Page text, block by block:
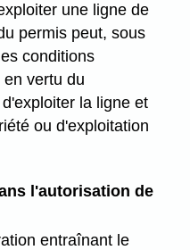
une ligne de
permis peut, sous
conditions
vertu du
la ligne et
ou d'exploitation
l'autorisation de
entraînant le